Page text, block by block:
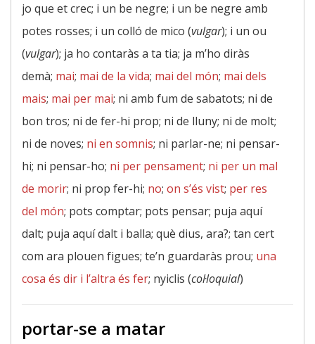
jo que et crec; i un be negre; i un be negre amb
potes rosses; i un colló de mico (vulgar); i un ou
(vulgar); ja ho contaràs a ta tia; ja m’ho diràs
demà; mai; mai de la vida; mai del món; mai dels
mais; mai per mai; ni amb fum de sabatots; ni de
bon tros; ni de fer-hi prop; ni de lluny; ni de molt;
ni de noves; ni en somnis; ni parlar-ne; ni pensar-
hi; ni pensar-ho; ni per pensament; ni per un mal
de morir; ni prop fer-hi; no; on s’és vist; per res
del món; pots comptar; pots pensar; puja aquí
dalt; puja aquí dalt i balla; què dius, ara?; tan cert
com ara plouen figues; te’n guardaràs prou; una
cosa és dir i l’altra és fer; nyiclis (col·loquial)
portar-se a matar